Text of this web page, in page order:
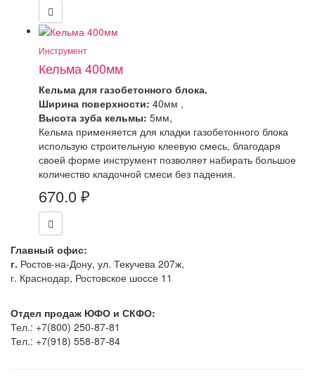
Инструмент
Кельма 400мм
Кельма для газобетонного блока.
Ширина поверхности: 40мм ,
Высота зуба кельмы: 5мм,
Кельма применяется для кладки газобетонного блока
использую строительную клеевую смесь, благодаря
своей форме инструмент позволяет набирать большое
количество кладочной смеси без падения.
670.0 ₽
Главный офис:
г. Ростов-на-Дону, ул. Текучева 207ж,
г. Краснодар, Ростовское шоссе 11
Отдел продаж ЮФО и СКФО:
Тел.: +7(800) 250-87-81
Тел.: +7(918) 558-87-84